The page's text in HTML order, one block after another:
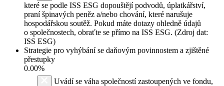
které se podle ISS ESG dopouštějí podvodů, úplatkářství,
praní špinavých peněz a/nebo chování, které narušuje
hospodářskou soutěž. Pokud máte dotazy ohledně údajů
o společnostech, obraťte se přímo na ISS ESG. (Zdroj dat:
ISS ESG)
Strategie pro vyhýbání se daňovým povinnostem a zjištěné
přestupky
0.00%
Uvádí se váha společností zastoupených ve fondu,